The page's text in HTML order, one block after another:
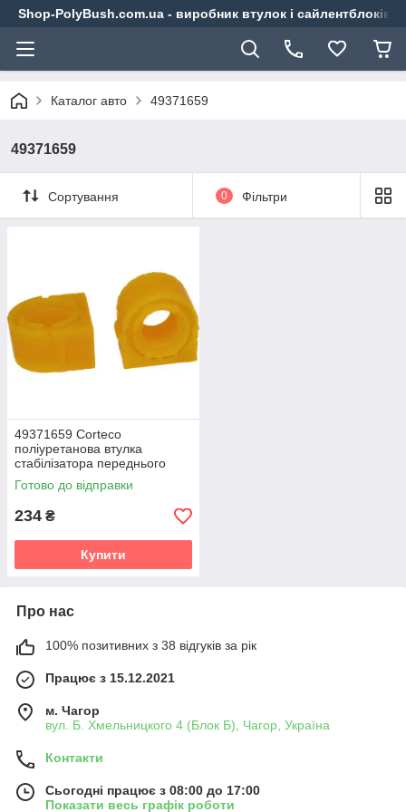
Shop-PolyBush.com.ua - виробник втулок і сайлентблоків
Каталог авто 49371659
49371659
Сортування 0 Фільтри
49371659 Corteco
поліуретанова втулка
стабілізатора переднього
PolyBush (аналог) v19
Готово до відправки
234 ₴
Купити
Про нас
100% позитивних з 38 відгуків за рік
Працює з 15.12.2021
м. Чагор
вул. Б. Хмельницкого 4 (Блок Б), Чагор, Україна
Контакти
Сьогодні працює з 08:00 до 17:00
Показати весь графік роботи